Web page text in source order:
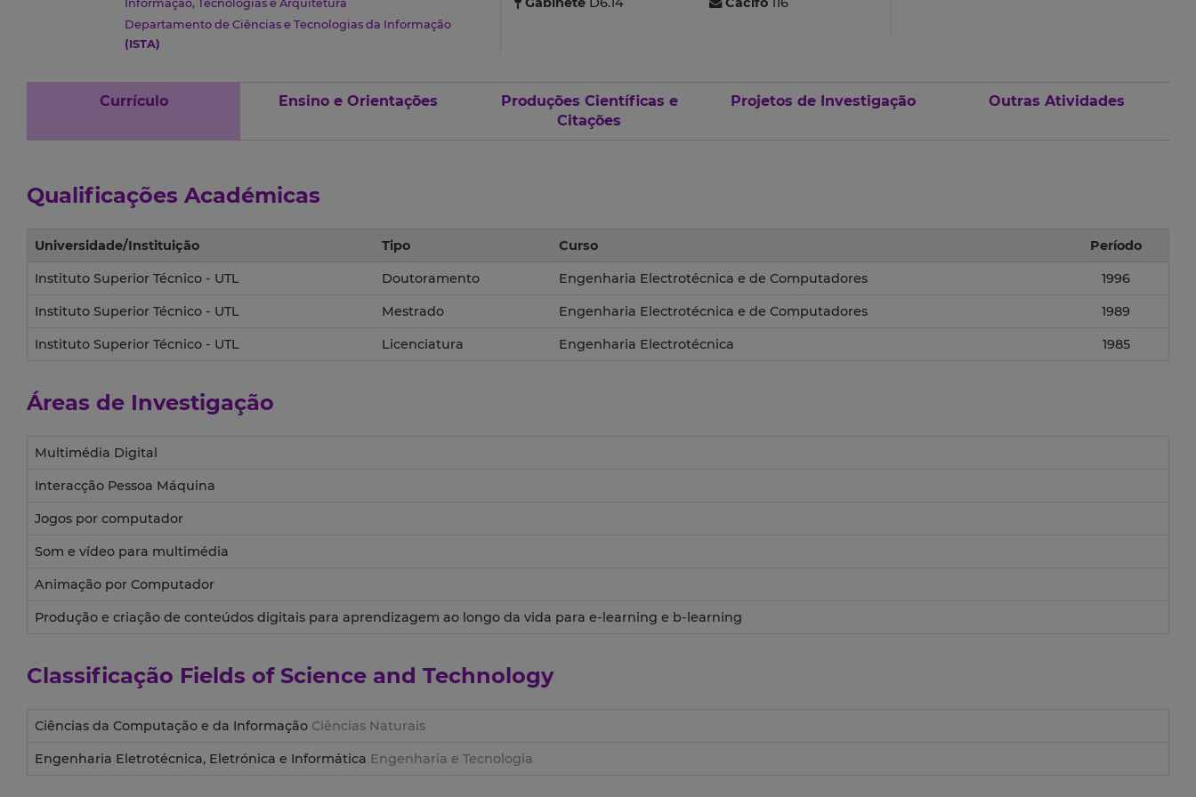
Informação, Tecnologias e Arquitetura
Departamento de Ciências e Tecnologias da Informação
(ISTA)
Currículo Ensino e Orientações
Produções Científicas e
Citações
Projetos de Investigação Outras Atividades
Qualificações Académicas
Universidade/Instituição Tipo Curso Período
Instituto Superior Técnico - UTL Doutoramento Engenharia Electrotécnica e de Computadores 1996
Instituto Superior Técnico - UTL Mestrado Engenharia Electrotécnica e de Computadores 1989
Instituto Superior Técnico - UTL Licenciatura Engenharia Electrotécnica 1985
Áreas de Investigação
Multimédia Digital
Interacção Pessoa Máquina
Jogos por computador
Som e vídeo para multimédia
Animação por Computador
Produção e criação de conteúdos digitais para aprendizagem ao longo da vida para e-learning e b-learning
Classificação Fields of Science and Technology
Ciências da Computação e da Informação Ciências Naturais
Engenharia Eletrotécnica, Eletrónica e Informática Engenharia e Tecnologia